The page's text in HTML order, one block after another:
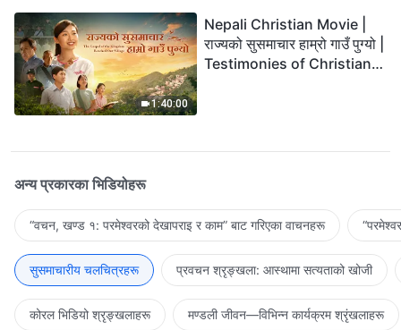
1:40:00
Nepali Christian Movie |
राज्यको सुसमाचार हाम्रो गाउँ पुग्यो |
Testimonies of Christians
अन्य प्रकारका भिडियोहरू
“वचन, खण्ड १: परमेश्‍वरको देखापराइ र काम” बाट गरिएका वाचनहरू
सुसमाचारीय चलचित्रहरू प्रवचन श्रृङ्खला: आस्थामा सत्यताको खोजी
कोरल भिडियो श्रृङ्खलाहरू मण्डली जीवन—विभिन्‍न कार्यक्रम श्रृंखलाहरू